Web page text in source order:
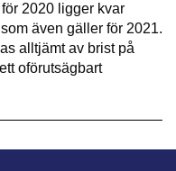
2020 ligger kvar
även gäller för 2021.
alltjämt av brist på
oförutsägbart